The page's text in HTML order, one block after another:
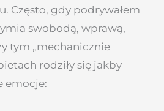
Często, gdy podrywałem
swobodą, wprawą,
tym „mechanicznie
rodziły się jakby
emocje: